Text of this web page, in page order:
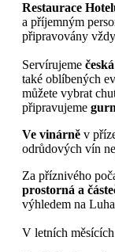
Restaurace
a příjemným
připravovány
Servírujeme
také oblíbených
můžete vybrat
připravujeme
Ve vinárně v
odrůdových vín
Za příznivého
prostorná a
výhledem na
V letních měsících